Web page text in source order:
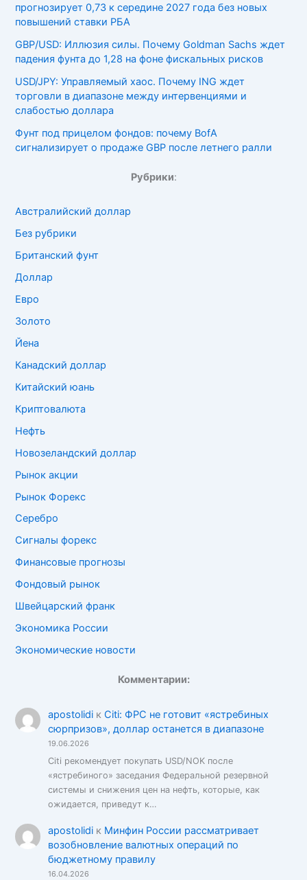
прогнозирует 0,73 к середине 2027 года без новых
повышений ставки РБА
GBP/USD: Иллюзия силы. Почему Goldman Sachs ждет
падения фунта до 1,28 на фоне фискальных рисков
USD/JPY: Управляемый хаос. Почему ING ждет
торговли в диапазоне между интервенциями и
слабостью доллара
Фунт под прицелом фондов: почему BofA
сигнализирует о продаже GBP после летнего ралли
Рубрики:
Австралийский доллар
Без рубрики
Британский фунт
Доллар
Евро
Золото
Йена
Канадский доллар
Китайский юань
Криптовалюта
Нефть
Новозеландский доллар
Рынок акции
Рынок Форекс
Серебро
Сигналы форекс
Финансовые прогнозы
Фондовый рынок
Швейцарский франк
Экономика России
Экономические новости
Комментарии:
apostolidiк Citi: ФРС не готовит «ястребиных
сюрпризов», доллар останется в диапазоне
19.06.2026
Citi рекомендует покупать USD/NOK после
«ястребиного» заседания Федеральной резервной
системы и снижения цен на нефть, которые, как
ожидается, приведут к…
apostolidiк Минфин России рассматривает
возобновление валютных операций по
бюджетному правилу
16.04.2026